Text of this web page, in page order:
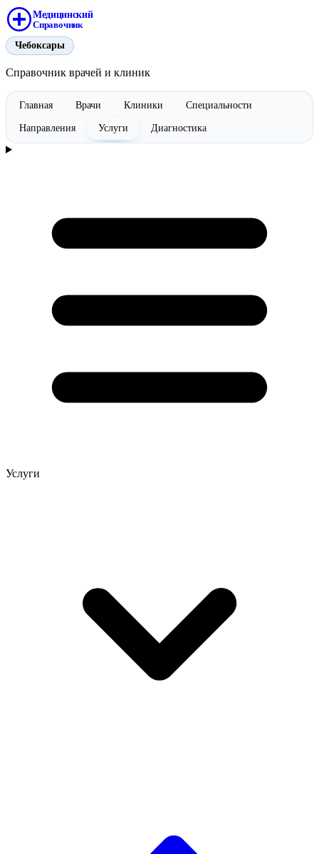
Медицинский
Справочник
Чебоксары
Справочник врачей и клиник
Главная Врачи Клиники Специальности
Направления Услуги Диагностика
Услуги